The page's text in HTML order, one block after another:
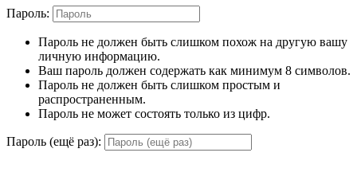
Пароль:
Пароль не должен быть слишком похож на другую вашу
личную информацию.
Ваш пароль должен содержать как минимум 8 символов.
Пароль не должен быть слишком простым и
распространенным.
Пароль не может состоять только из цифр.
Пароль (ещё раз):